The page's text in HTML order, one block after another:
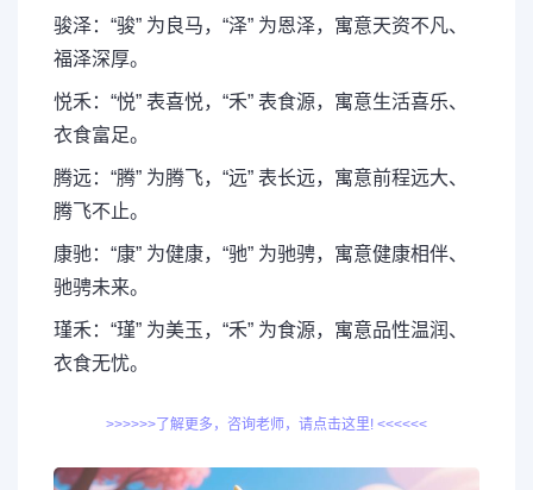
骏泽：“骏” 为良马，“泽” 为恩泽，寓意天资不凡、
福泽深厚。
悦禾：“悦” 表喜悦，“禾” 表食源，寓意生活喜乐、
衣食富足。
腾远：“腾” 为腾飞，“远” 表长远，寓意前程远大、
腾飞不止。
康驰：“康” 为健康，“驰” 为驰骋，寓意健康相伴、
驰骋未来。
瑾禾：“瑾” 为美玉，“禾” 为食源，寓意品性温润、
衣食无忧。
>>>>>>了解更多，咨询老师，请点击这里! <<<<<<